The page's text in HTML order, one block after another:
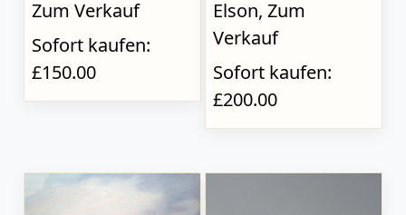
Zum Verkauf
Sofort kaufen:
£150.00
Elson, Zum
Verkauf
Sofort kaufen:
£200.00